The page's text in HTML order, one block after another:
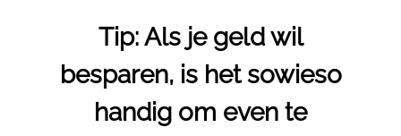
Tip: Als je geld wil
besparen, is het sowieso
handig om even te